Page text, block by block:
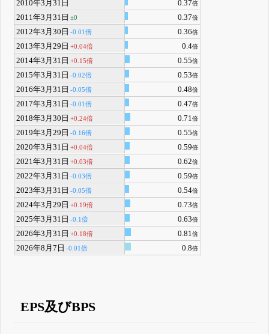
2010年3月31日 0.37倍
2011年3月31日 ±0 0.37倍
2012年3月30日 -0.01倍 0.36倍
2013年3月29日 +0.04倍 0.4倍
2014年3月31日 +0.15倍 0.55倍
2015年3月31日 -0.02倍 0.53倍
2016年3月31日 -0.05倍 0.48倍
2017年3月31日 -0.01倍 0.47倍
2018年3月30日 +0.24倍 0.71倍
2019年3月29日 -0.16倍 0.55倍
2020年3月31日 +0.04倍 0.59倍
2021年3月31日 +0.03倍 0.62倍
2022年3月31日 -0.03倍 0.59倍
2023年3月31日 -0.05倍 0.54倍
2024年3月29日 +0.19倍 0.73倍
2025年3月31日 -0.1倍 0.63倍
2026年3月31日 +0.18倍 0.81倍
2026年8月7日 -0.01倍 0.8倍
EPS及びBPS